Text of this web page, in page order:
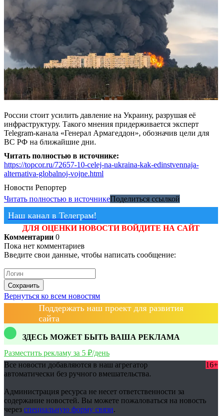
России стоит усилить давление на Украину, разрушая её
инфраструктуру. Такого мнения придерживается эксперт
Telegram-канала «Генерал Армагеддон», обозначив цели для
ВС РФ на ближайшие дни.
Читать полностью в источнике:
https://topcor.ru/72657-10-celej-na-ukraina-kak-edinstvennaja-
alternativa-globalnoj-vojne.html
Новости Репортер
Читать полностью в источникеПоделиться ссылкой
Наш канал в Телеграм!
ДЛЯ ОЦЕНКИ НОВОСТИ ВОЙДИТЕ НА САЙТ
Комментарии 0
Пока нет комментариев
Введите свои данные, чтобы написать сообщение:
Сохранить
Вернуться ко всем новостям
Поддержать наш проект для развития
сайта
ЗДЕСЬ МОЖЕТ БЫТЬ ВАША РЕКЛАМА
Разместить рекламу за 5 ₽/день
Все новости добавляются в наш агрегатор
автоматически без ручного вмешательства.
16+
Администрация ресурса не несет ответственности за
содержание новостей. Вы можете пожаловаться на новость
через специальную форму связи.